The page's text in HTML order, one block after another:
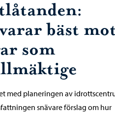
bäst
som
med planeringen av
snävare förslag om hur